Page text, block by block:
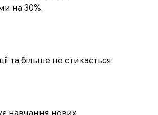
на 30%.
та більше не стикається
навчання нових